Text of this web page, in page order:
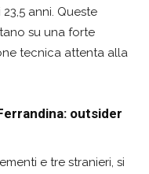
anni. Queste
su una forte
tecnica attenta alla
outsider
e tre stranieri, si